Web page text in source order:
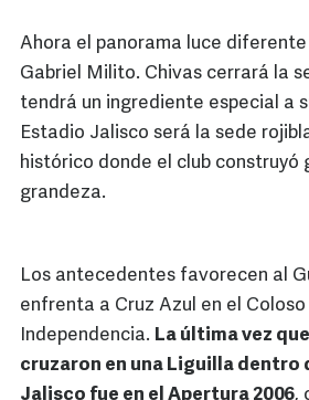
Ahora el panorama luce
Gabriel Milito. Chivas cerrará la
tendrá un ingrediente especial a
Estadio Jalisco será la sede
histórico donde el club construyó
grandeza.
Los antecedentes favorecen al
enfrenta a Cruz Azul en el
Independencia. La última vez
cruzaron en una Liguilla dentro
Jalisco fue en el Apertura 2006,